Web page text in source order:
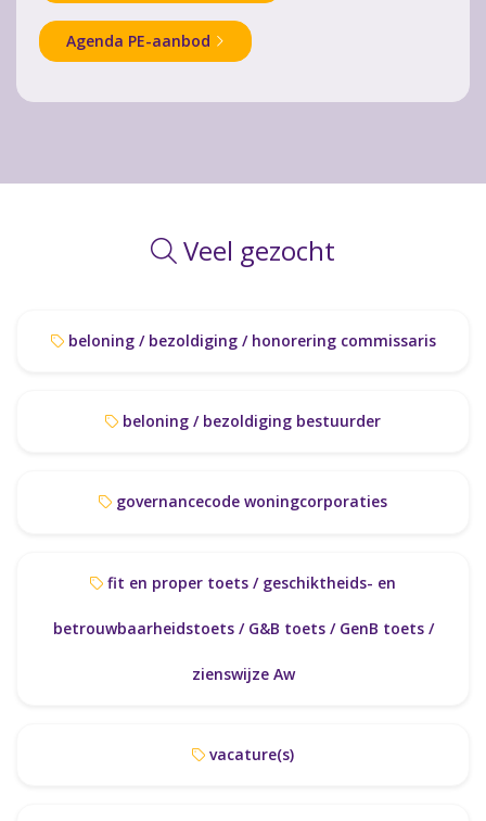
Agenda PE-aanbod
Veel gezocht
beloning / bezoldiging / honorering commissaris
beloning / bezoldiging bestuurder
governancecode woningcorporaties
betrouwbaarheidstoets / G&B toets / GenB toets /
zienswijze Aw
vacature(s)